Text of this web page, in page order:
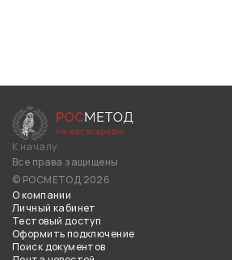
К началу
Все права защищены
© РОСМЕТОД 2026
О компании
Личный кабинет
Тестовый доступ
Оформить подключение
Поиск документов